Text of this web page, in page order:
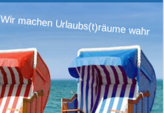
Wir machen Urlaubs(t)räume wahr